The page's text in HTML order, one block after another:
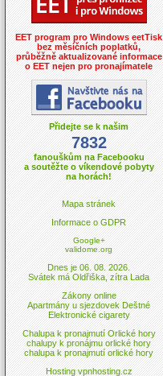
EET program pro Windows eetTisk
bez měsíčních poplatků,
průběžně aktualizované informace
o EET nejen pro pronajímatele
Přidejte se k našim
7832
fanouškům na Facebooku
a soutěžte o víkendové pobyty
na horách!
Mapa stránek
Informace o GDPR
Google+
validome.org
Dnes je 06. 08. 2026.
Svátek má Oldřiška, zítra Lada
Zákony online
Apartmány u sjezdovek Deštné
Elektronické cigarety
Chalupa k pronajmutí Orlické hory
chalupy k pronájmu orlické hory
chalupa k pronajmutí orlické hory
Hosting vpnhosting.cz